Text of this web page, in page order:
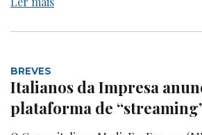
BREVES
Italianos da Impresa
plataforma de